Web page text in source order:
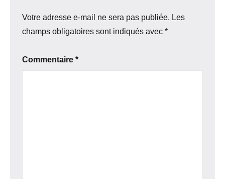
Votre adresse e-mail ne sera pas publiée. Les
champs obligatoires sont indiqués avec *
Commentaire *